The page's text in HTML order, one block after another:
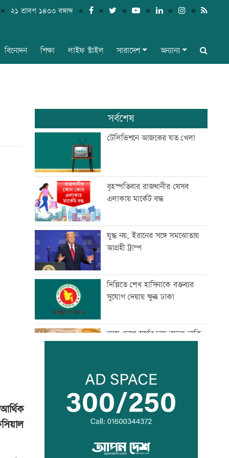
২১ শ্রাবণ ১৪৩৩ বঙ্গাব্দ
বিনোদন শিক্ষা লাইফ স্টাইল সারাদেশ অন্যান্য
সর্বশেষ
টেলিভিশনে আজকের যত খেলা
বৃহস্পতিবার রাজধানীর যেসব
এলাকায় মার্কেট বন্ধ
যুদ্ধ নয়, ইরানের সঙ্গে সমঝোতায়
আগ্রহী ট্রাম্প
দিল্লিতে শেখ হাসিনাকে বক্তব্যর
সুযোগ দেয়ায় ক্ষুব্ধ ঢাকা
আজ দেশে স্বর্ণের দাম বাড়ল নাকি
হৃদয় ঝড়ে এলপিএলের ফাইনালে
জাফনা
হোয়াটসঅ্যাপ অ্যাকাউন্ট